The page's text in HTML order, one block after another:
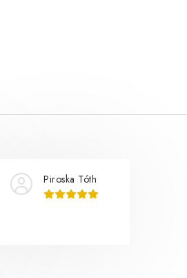
Piroska Tóth